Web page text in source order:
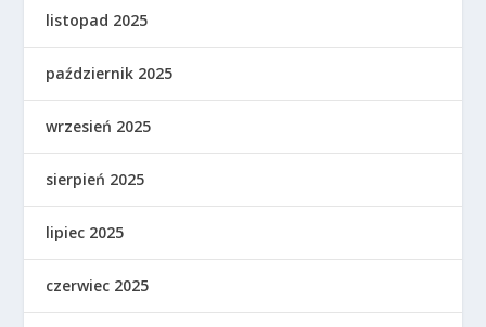
listopad 2025
październik 2025
wrzesień 2025
sierpień 2025
lipiec 2025
czerwiec 2025